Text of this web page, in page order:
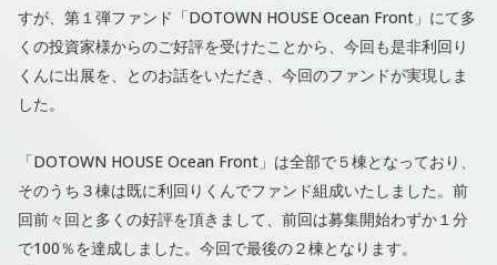
すが、第１弾ファンド「DOTOWN HOUSE Ocean Front」にて多
くの投資家様からのご好評を受けたことから、今回も是非利回り
くんに出展を、とのお話をいただき、今回のファンドが実現しま
した。
「DOTOWN HOUSE Ocean Front」は全部で５棟となっており、
そのうち３棟は既に利回りくんでファンド組成いたしました。前
回前々回と多くの好評を頂きまして、前回は募集開始わずか１分
で100％を達成しました。今回で最後の２棟となります。